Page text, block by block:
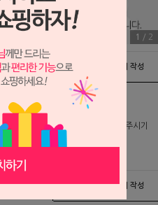
1 / 2
/반품안내 상품후기 및 평가서 작성
확인 가능하오니 반드시 로그인해 주시기
/반품안내 상품후기 및 평가서 작성